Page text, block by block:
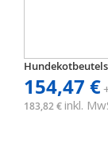
154,47 €
183,82 € inkl.